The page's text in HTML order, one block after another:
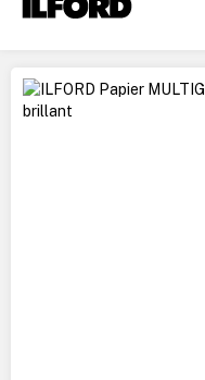
Ignorer la galerie d'images